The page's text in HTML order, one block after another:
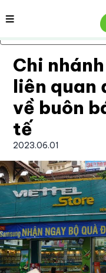
Bỏ qua nội dung chính
Nội dung
Chi
liên quan
về buôn
tế
2023.06.01